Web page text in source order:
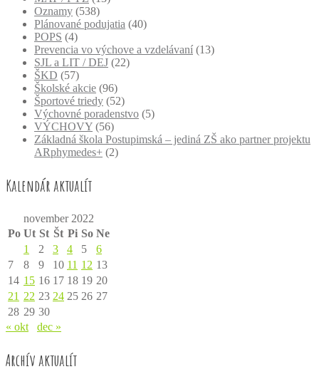
Oznamy (538)
Plánované podujatia (40)
POPS (4)
Prevencia vo výchove a vzdelávaní (13)
SJL a LIT / DEJ (22)
ŠKD (57)
Školské akcie (96)
Športové triedy (52)
Výchovné poradenstvo (5)
VÝCHOVY (56)
Základná škola Postupimská – jediná ZŠ ako partner projektu
ARphymedes+ (2)
Kalendár aktualít
november 2022
Po Ut St Št Pi So Ne
1
2 3 4 5
6
7
8 9 10 11 12 13
14 15 16 17 18 19 20
21 22 23 24 25 26 27
28 29 30
« okt
dec »
Archív aktualít